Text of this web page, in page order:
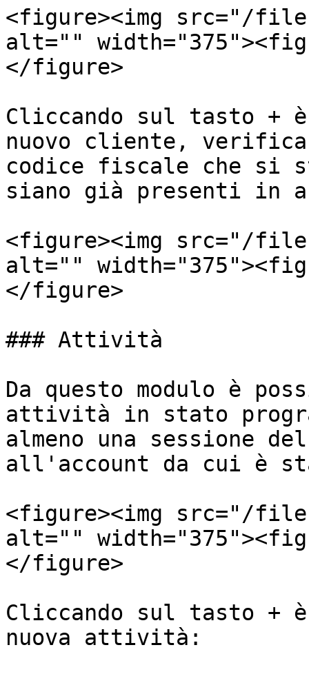
<figure><img src="/files/
alt=""
</figure>
Cliccando sul tasto +
nuovo cliente,
codice fiscale che si
siano già presenti in
<figure><img src="/files/
alt=""
</figure>
### Attività
Da questo modulo è
attività in stato
almeno una sessione
all'account da cui è
<figure><img src="/files/
alt=""
</figure>
Cliccando sul tasto +
nuova attività: